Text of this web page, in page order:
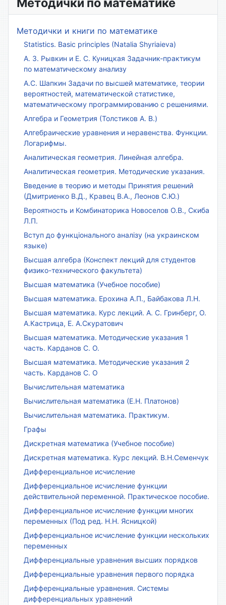
Методички по математике
Методички и книги по математике
Statistics. Basic principles (Natalia Shyriaieva)
А. З. Рывкин и Е. С. Куницкая Задачник-практикум
по математическому анализу
А.С. Шапкин Задачи по высшей математике, теории
вероятностей, математической статистике,
математическому программированию с решениями.
Алгебра и Геометрия (Толстиков А. В.)
Алгебраические уравнения и неравенства. Функции.
Логарифмы.
Аналитическая геометрия. Линейная алгебра.
Аналитическая геометрия. Методические указания.
Введение в теорию и методы Принятия решений
(Дмитриенко В.Д., Кравец В.А., Леонов С.Ю.)
Вероятность и Комбинаторика Новоселов О.В., Скиба
Л.П.
Вступ до функціонального аналізу (на украинском
языке)
Высшая алгебра (Конспект лекций для студентов
физико-технического факультета)
Высшая математика (Учебное пособие)
Высшая математика. Ерохина А.П., Байбакова Л.Н.
Высшая математика. Курс лекций. А. С. Гринберг, О.
А.Кастрица, Е. А.Скуратович
Высшая математика. Методические указания 1
часть. Карданов С. О.
Высшая математика. Методические указания 2
часть. Карданов С. О
Вычислительная математика
Вычислительная математика (Е.Н. Платонов)
Вычислительная математика. Практикум.
Графы
Дискретная математика (Учебное пособие)
Дискретная математика. Курс лекций. В.Н.Семенчук
Дифференциальное исчисление
Дифференциальное исчисление функции
действительной переменной. Практическое пособие.
Дифференциальное исчисление функции многих
переменных (Под ред. Н.Н. Ясницкой)
Дифференциальное исчисление функции нескольких
переменных
Дифференциальные уравнения высших порядков
Дифференциальные уравнения первого порядка
Дифференциальные уравнения. Системы
дифференциальных уравнений